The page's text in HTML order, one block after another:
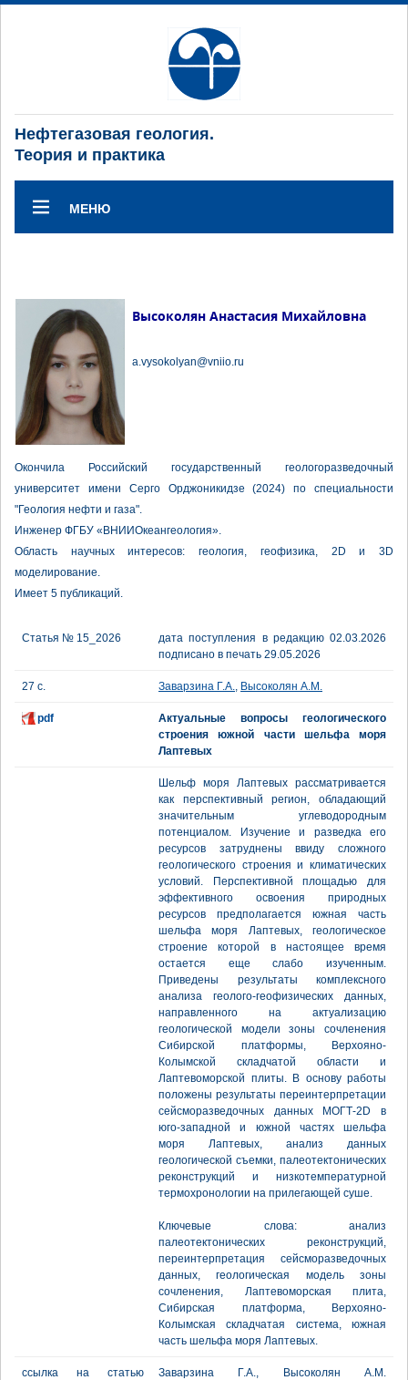
Нефтегазовая геология.
Теория и практика
МЕНЮ
Высоколян Анастасия Михайловна
a.vysokolyan@vniio.ru
Окончила Российский государственный геологоразведочный
университет имени Серго Орджоникидзе (2024) по специальности
"Геология нефти и газа".
Инженер ФГБУ «ВНИИОкеангеология».
Область научных интересов: геология, геофизика, 2D и 3D
моделирование.
Имеет 5 публикаций.
Статья № 15_2026
дата поступления в редакцию 02.03.2026
подписано в печать 29.05.2026
27 с. Заварзина Г.А., Высоколян А.М.
pdf
Актуальные вопросы геологического
строения южной части шельфа моря
Лаптевых
Шельф моря Лаптевых рассматривается
как перспективный регион, обладающий
значительным углеводородным
потенциалом. Изучение и разведка его
ресурсов затруднены ввиду сложного
геологического строения и климатических
условий. Перспективной площадью для
эффективного освоения природных
ресурсов предполагается южная часть
шельфа моря Лаптевых, геологическое
строение которой в настоящее время
остается еще слабо изученным.
Приведены результаты комплексного
анализа геолого-геофизических данных,
направленного на актуализацию
геологической модели зоны сочленения
Сибирской платформы, Верхояно-
Колымской складчатой области и
Лаптевоморской плиты. В основу работы
положены результаты переинтерпретации
сейсморазведочных данных МОГТ-2D в
юго-западной и южной частях шельфа
моря Лаптевых, анализ данных
геологической съемки, палеотектонических
реконструкций и низкотемпературной
термохронологии на прилегающей суше.
Ключевые слова: анализ
палеотектонических реконструкций,
переинтерпретация сейсморазведочных
данных, геологическая модель зоны
сочленения, Лаптевоморская плита,
Сибирская платформа, Верхояно-
Колымская складчатая система, южная
часть шельфа моря Лаптевых.
ссылка на статью
Заварзина Г.А., Высоколян А.М.